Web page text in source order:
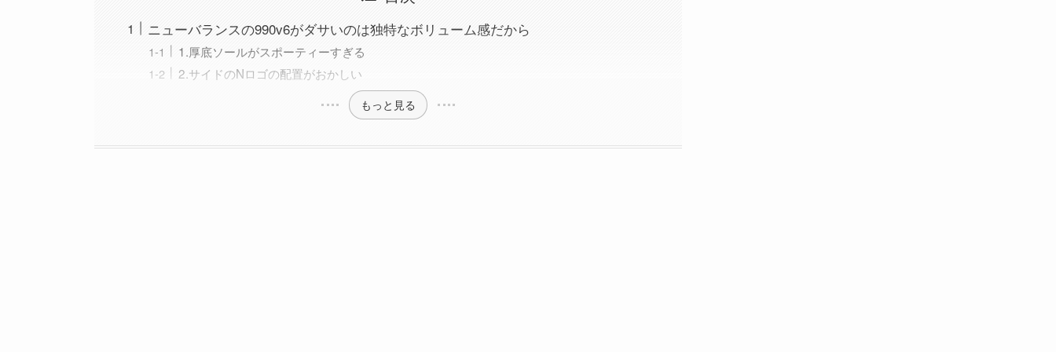
ニューバランスの990v6がダサいのは独特なボリューム感だから
1.厚底ソールがスポーティーすぎる
2.サイドのNロゴの配置がおかしい
もっと見る